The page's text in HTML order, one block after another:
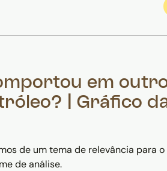
em
| Gráfico
de um tema de relevância para
de análise.